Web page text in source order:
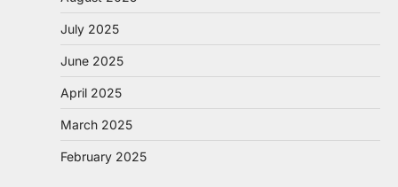
July 2025
June 2025
April 2025
March 2025
February 2025